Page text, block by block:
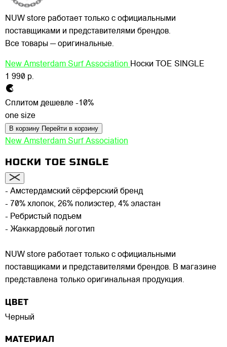
NUW store работает только с официальными
поставщиками и представителями брендов.
Все товары — оригинальные.
New Amsterdam Surf Association Носки TOE SINGLE
1 990 р.
Сплитом дешевле -10%
one size
В корзину Перейти в корзину
New Amsterdam Surf Association
НОСКИ TOE SINGLE
- Амстердамский сёрферский бренд
- 70% хлопок, 26% полиэстер, 4% эластан
- Ребристый подъем
- Жаккардовый логотип
NUW store работает только с официальными
поставщиками и представителями брендов. В магазине
представлена только оригинальная продукция.
ЦВЕТ
Черный
МАТЕРИАЛ